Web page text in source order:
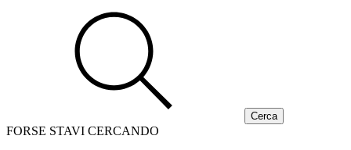
FORSE STAVI CERCANDO